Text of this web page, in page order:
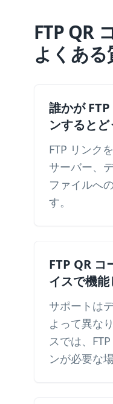
FTP QR
よくある
誰かが
ンすると
FTP リンク
サーバー、
ファイルへ
す。
FTP QR コ
イスで機
サポートは
よって異な
スでは、
ンが必要な